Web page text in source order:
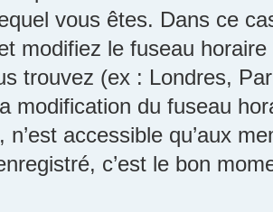
vous êtes. Dans ce
modifiez le fuseau horaire
trouvez (ex : Londres,
modification du fuseau
n’est accessible qu’aux
c’est le bon